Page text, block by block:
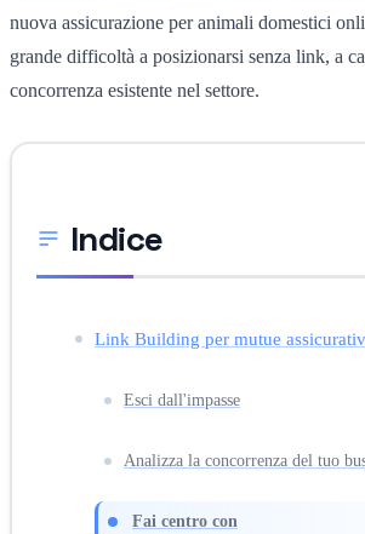
nuova assicurazione per animali domestici
grande difficoltà a posizionarsi senza link, a
concorrenza esistente nel settore.
Indice
Link Building per mutue
Esci dall'impasse
Analizza la concorrenza del tuo
Fai centro con